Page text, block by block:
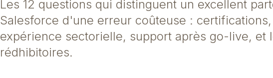
Les 12 questions qui distinguent un excellent
Salesforce d'une erreur coûteuse :
expérience sectorielle, support après go-live, et
rédhibitoires.